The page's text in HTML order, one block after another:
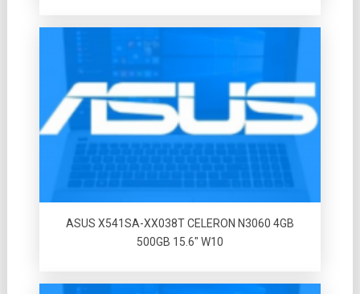
ASUS X541SA-XX038T CELERON N3060 4GB
500GB 15.6″ W10